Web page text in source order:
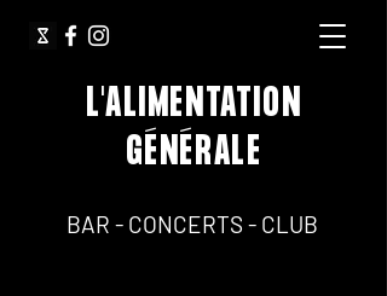
L'ALIMENTATION
GÉNÉRALE
BAR - CONCERTS - CLUB